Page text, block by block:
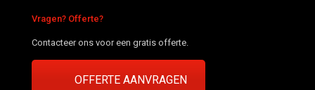
Vragen? Offerte?
Contacteer ons voor een gratis offerte.
OFFERTE AANVRAGEN